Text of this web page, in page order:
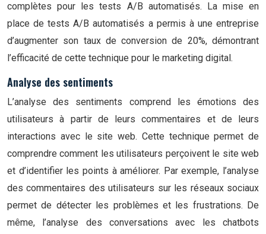
complètes pour les tests A/B automatisés. La mise en
place de tests A/B automatisés a permis à une entreprise
d’augmenter son taux de conversion de 20%, démontrant
l’efficacité de cette technique pour le marketing digital.
Analyse des sentiments
L’analyse des sentiments comprend les émotions des
utilisateurs à partir de leurs commentaires et de leurs
interactions avec le site web. Cette technique permet de
comprendre comment les utilisateurs perçoivent le site web
et d’identifier les points à améliorer. Par exemple, l’analyse
des commentaires des utilisateurs sur les réseaux sociaux
permet de détecter les problèmes et les frustrations. De
même, l’analyse des conversations avec les chatbots